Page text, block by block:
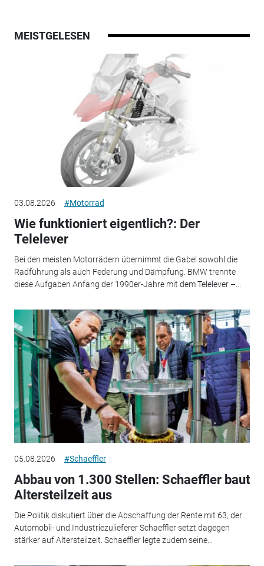
MEISTGELESEN
03.08.2026 #Motorrad
Wie funktioniert eigentlich?: Der
Telelever
Bei den meisten Motorrädern übernimmt die Gabel sowohl die
Radführung als auch Federung und Dämpfung. BMW trennte
diese Aufgaben Anfang der 1990er-Jahre mit dem Telelever –...
05.08.2026 #Schaeffler
Abbau von 1.300 Stellen: Schaeffler baut
Altersteilzeit aus
Die Politik diskutiert über die Abschaffung der Rente mit 63, der
Automobil- und Industriezulieferer Schaeffler setzt dagegen
stärker auf Altersteilzeit. Schaeffler legte zudem seine...